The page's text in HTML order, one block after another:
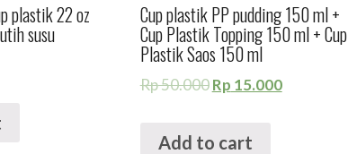
plastik 22 oz
susu
Cup plastik PP pudding 150 ml +
Cup Plastik Topping 150 ml + Cup
Plastik Saos 150 ml
Rp50.000 Rp 15.000
Add to cart